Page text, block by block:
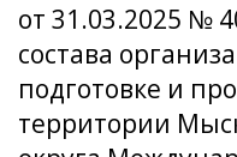
от 31.03.2025 №
состава
подготовке и
территории